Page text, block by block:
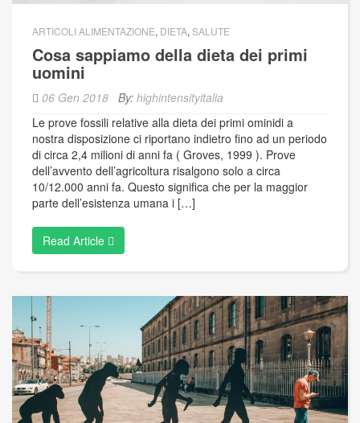
ARTICOLI ALIMENTAZIONE, DIETA, SALUTE
Cosa sappiamo della dieta dei primi
uomini
06 Gen 2018 By: highintensityitalia
Le prove fossili relative alla dieta dei primi ominidi a
nostra disposizione ci riportano indietro fino ad un periodo
di circa 2,4 milioni di anni fa ( Groves, 1999 ). Prove
dell’avvento dell’agricoltura risalgono solo a circa
10/12.000 anni fa. Questo significa che per la maggior
parte dell’esistenza umana i […]
Read Article